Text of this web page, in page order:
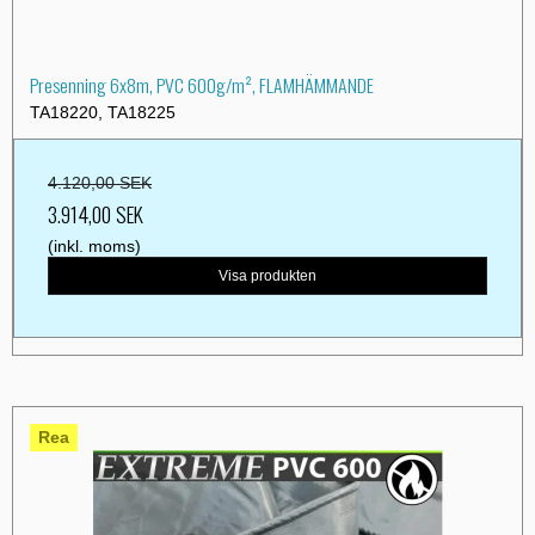
Presenning 6x8m, PVC 600g/m², FLAMHÄMMANDE
TA18220, TA18225
4.120,00 SEK
3.914,00 SEK
(inkl. moms)
Visa produkten
Rea